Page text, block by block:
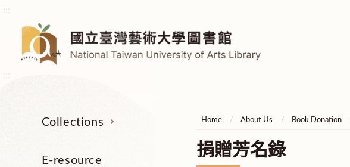
Collections
E-resource
Home About Us Book Donation
捐贈芳名錄